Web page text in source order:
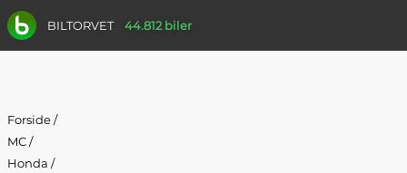
BILTORVET 44.812 biler
Forside/
MC/
Honda /